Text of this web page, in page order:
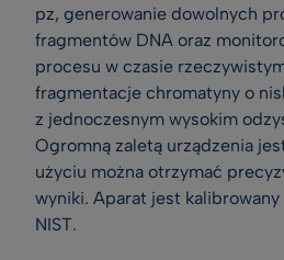
pz, generowanie dowolnych
fragmentów DNA oraz
procesu w czasie
fragmentacje chromatyny o
z jednoczesnym wysokim
Ogromną zaletą urządzenia
użyciu można otrzymać
wyniki. Aparat jest
NIST.